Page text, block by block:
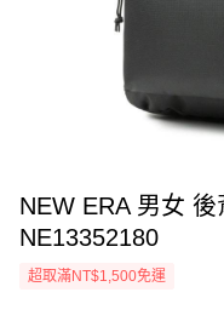
NEW ERA 男女
NE13352180
超取滿NT$1,500免運